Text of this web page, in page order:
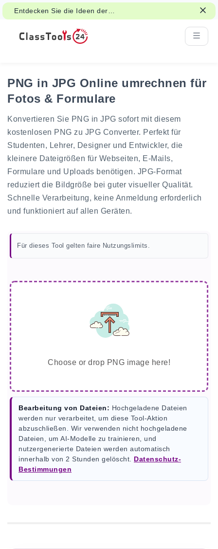
Entdecken Sie die Ideen der
Klassenzimmeraktivitäten für Spiele,
Gruppenarbeit und faire Entscheidungen.
PNG in JPG Online umrechnen für
Fotos & Formulare
Konvertieren Sie PNG in JPG sofort mit diesem
kostenlosen PNG zu JPG Converter. Perfekt für
Studenten, Lehrer, Designer und Entwickler, die
kleinere Dateigrößen für Webseiten, E-Mails,
Formulare und Uploads benötigen. JPG-Format
reduziert die Bildgröße bei guter visueller Qualität.
Schnelle Verarbeitung, keine Anmeldung erforderlich
und funktioniert auf allen Geräten.
Für dieses Tool gelten faire Nutzungslimits.
Choose or drop PNG image here!
Bearbeitung von Dateien: Hochgeladene Dateien
werden nur verarbeitet, um diese Tool-Aktion
abzuschließen. Wir verwenden nicht hochgeladene
Dateien, um AI-Modelle zu trainieren, und
nutzergenerierte Dateien werden automatisch
innerhalb von 2 Stunden gelöscht. Datenschutz-
Bestimmungen